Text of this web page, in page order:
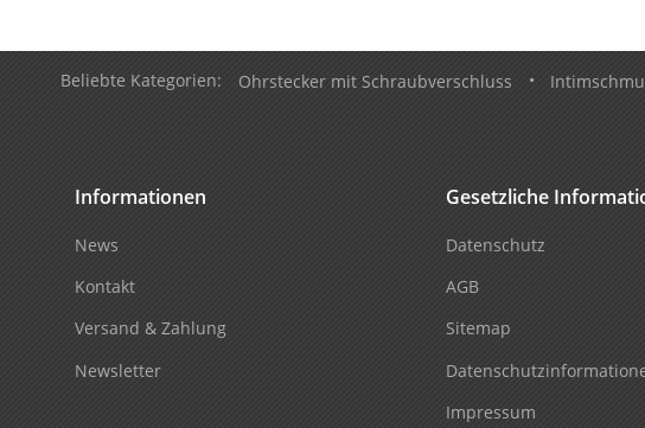
Beliebte Kategorien: Ohrstecker mit Schraubverschluss •
Informationen
News
Kontakt
Versand & Zahlung
Newsletter
Gesetzliche
Datenschutz
AGB
Sitemap
Impressum